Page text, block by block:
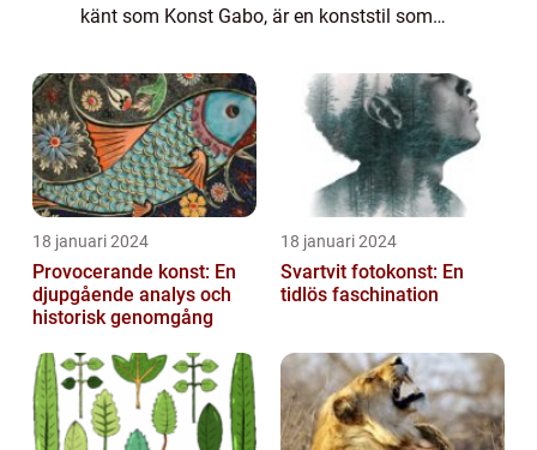
känt som Konst Gabo, är en konststil som
Med sitt fokus på geometriska former och
abstrakta...
18 januari 2024
Provocerande konst: En
djupgående analys och
historisk genomgång
18 januari 2024
Svartvit fotokonst: En
tidlös faschination